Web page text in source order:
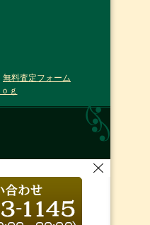
無料査定フォーム
ｇ